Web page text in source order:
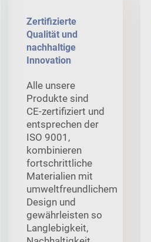
Zertifizierte
Qualität und
nachhaltige
Innovation
Alle unsere
Produkte sind
CE-zertifiziert und
entsprechen der
ISO 9001,
kombinieren
fortschrittliche
Materialien mit
umweltfreundlichem
Design und
gewährleisten so
Langlebigkeit,